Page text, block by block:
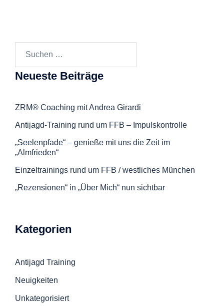
Neueste Beiträge
ZRM® Coaching mit Andrea Girardi
Antijagd-Training rund um FFB – Impulskontrolle
„Seelenpfade“ – genieße mit uns die Zeit im
„Almfrieden“
Einzeltrainings rund um FFB / westliches München
„Rezensionen“ in „Über Mich“ nun sichtbar
Kategorien
Antijagd Training
Neuigkeiten
Unkategorisiert